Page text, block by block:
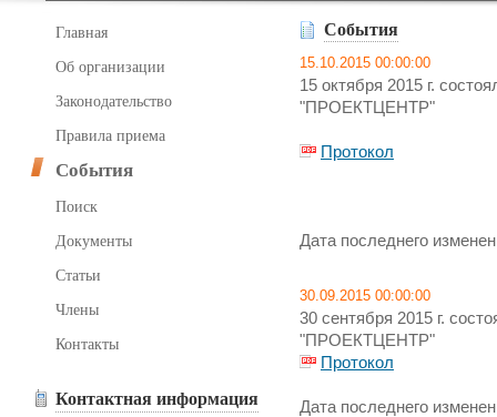
Главная
Об организации
Законодательство
Правила приема
События
Поиск
Документы
Статьи
Члены
Контакты
Контактная информация
События
15.10.2015 00:00:00
15 октября 2015 г.
"ПРОЕКТЦЕНТР"
Протокол
Дата последнего
30.09.2015 00:00:00
30 сентября 2015 г.
"ПРОЕКТЦЕНТР"
Протокол
Дата последнего